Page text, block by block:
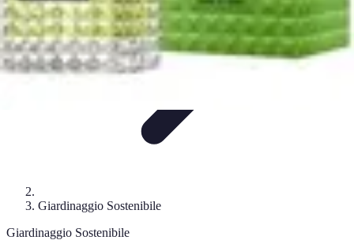
Giardinaggio Sostenibile
Giardinaggio Sostenibile